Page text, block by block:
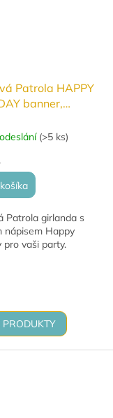
Patrola HAPPY
banner,
(>5 ks)
Patrola girlanda s
nápisem Happy
pro vaši party.